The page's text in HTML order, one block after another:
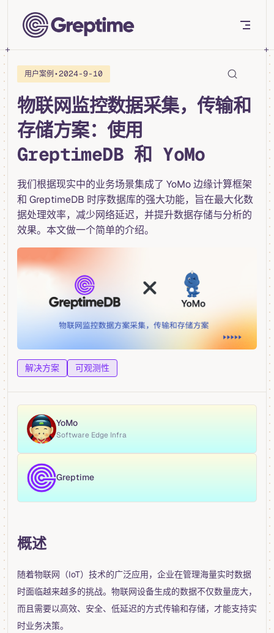
Skip to content
用户案例 •2024-9-10
物联网监控数据采集，传输和
存储方案：使用
GreptimeDB 和 YoMo
我们根据现实中的业务场景集成了 YoMo 边缘计算框架
和 GreptimeDB 时序数据库的强大功能，旨在最大化数
据处理效率，减少网络延迟，并提升数据存储与分析的
效果。本文做一个简单的介绍。
解决方案 可观测性
YoMo
Software Edge Infra
Greptime
概述
随着物联网（IoT）技术的广泛应用，企业在管理海量实时数据
时面临越来越多的挑战。物联网设备生成的数据不仅数量庞大，
而且需要以高效、安全、低延迟的方式传输和存储，才能支持实
时业务决策。